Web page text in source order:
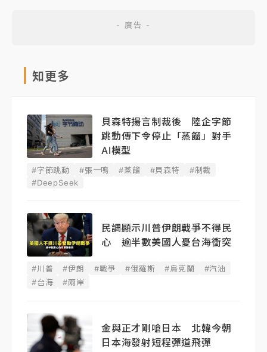
知更多
貝森特揚言制裁後 陸企字節
跳動傳下令停止「蒸餾」對手
AI模型
#字節跳動 #張一鳴 #蒸餾 #貝森特
#制裁
#DeepSeek
民調顯示川普伊朗戰爭不得民
心 逾半數美國人憂台海衝突
#川普 #伊朗 #戰爭 #俄羅斯 #烏克蘭
#汽油
#台海
#兩岸
金與正才剛嗆日本 北韓今朝
日本海發射短程彈道飛彈